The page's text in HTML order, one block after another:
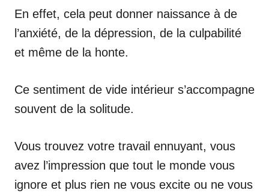
En effet, cela peut donner naissance à de
l’anxiété, de la dépression, de la culpabilité
et même de la honte.
Ce sentiment de vide intérieur s’accompagne
souvent de la solitude.
Vous trouvez votre travail ennuyant, vous
avez l’impression que tout le monde vous
ignore et plus rien ne vous excite ou ne vous